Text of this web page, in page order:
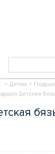
> Детям >
Детская